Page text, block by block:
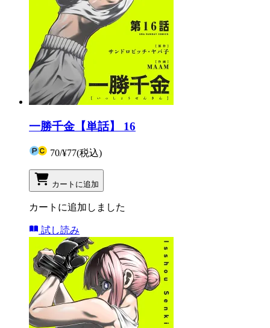
一勝千金【単話】 16
70/¥77(税込)
カートに追加
カートに追加しました
試し読み